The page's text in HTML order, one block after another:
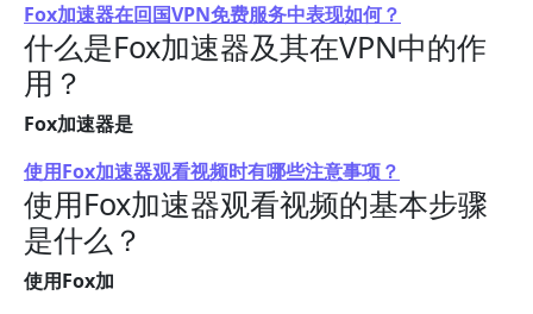
Fox加速器在回国VPN免费服务中表现如何？
什么是Fox加速器及其在VPN中的作
用？
Fox加速器是
使用Fox加速器观看视频时有哪些注意事项？
使用Fox加速器观看视频的基本步骤
是什么？
使用Fox加